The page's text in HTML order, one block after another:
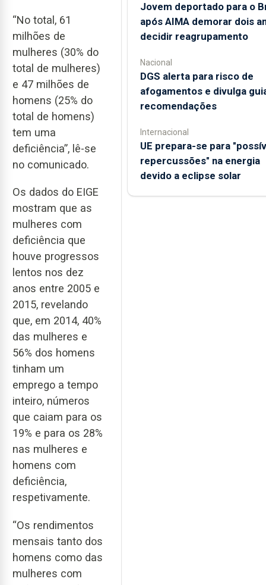
“No total, 61
milhões de
mulheres (30% do
total de mulheres)
e 47 milhões de
homens (25% do
total de homens)
tem uma
deficiência”, lê-se
no comunicado.
Os dados do EIGE
mostram que as
mulheres com
deficiência que
houve progressos
lentos nos dez
anos entre 2005 e
2015, revelando
que, em 2014, 40%
das mulheres e
56% dos homens
tinham um
emprego a tempo
inteiro, números
que caiam para os
19% e para os 28%
nas mulheres e
homens com
deficiência,
respetivamente.
“Os rendimentos
mensais tanto dos
homens como das
mulheres com
Jovem deportado para o
após AIMA demorar dois
decidir reagrupamento
Nacional
DGS alerta para risco de
afogamentos e divulga
recomendações
Internacional
UE prepara-se para
repercussões" na energia
devido a eclipse solar